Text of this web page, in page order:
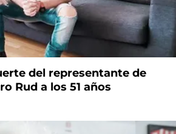
del representante de
Rud a los 51 años